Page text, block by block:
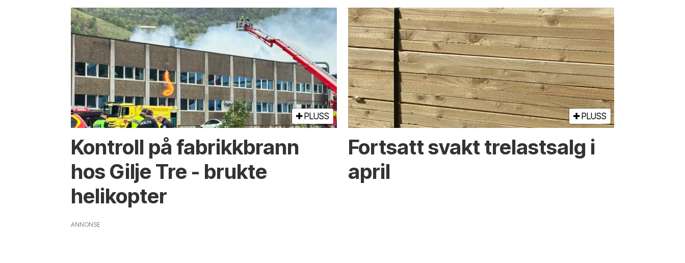
PLUSS
Kontroll på fabrikkbrann
hos Gilje Tre - brukte
helikopter
PLUSS
Fortsatt svakt trelastsalg i
april
ANNONSE